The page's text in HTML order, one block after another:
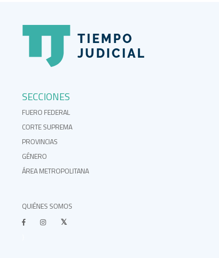
SECCIONES
FUERO FEDERAL
CORTE SUPREMA
PROVINCIAS
GÉNERO
ÁREA METROPOLITANA
QUIÉNES SOMOS